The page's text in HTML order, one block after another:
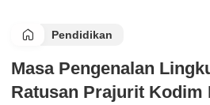
Pendidikan
Masa Pengenalan
Ratusan Prajurit Kodim